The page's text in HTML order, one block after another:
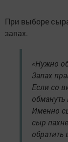
При выборе
запах.
«Нужно
Запах
Если со
обмануть
Именно
сыр
обратить